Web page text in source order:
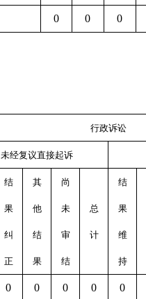
0 0 0
行政诉讼
未经复议直接起诉
结
果
纠
正
其
他
结
果
尚
未
审
结
总
计
结
果
维
持
0 0 0 0 0